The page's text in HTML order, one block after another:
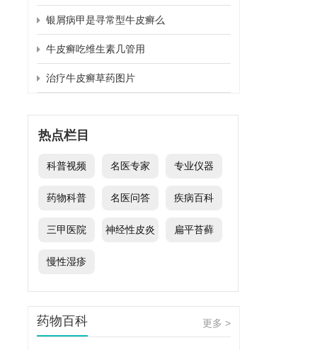
银屑病甲是寻常型牛皮癣么
牛皮癣吃维生素几管用
治疗牛皮癣草药图片
热点栏目
科普视频 名医专家 专业仪器
药物科普 名医问答 疾病百科
三甲医院 神经性皮炎 扁平苔藓
慢性湿疹
药物百科 更多 >